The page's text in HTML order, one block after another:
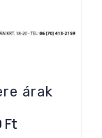
árak
Ft